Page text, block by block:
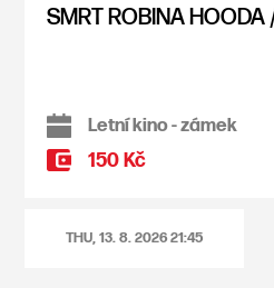
SMRT ROBINA HOODA
Letní kino - zámek
150 Kč
THU, 13. 8. 202621:45